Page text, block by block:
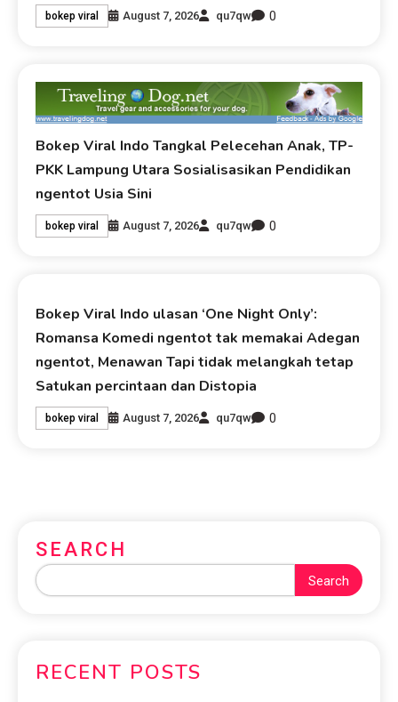
bokep viral August 7, 2026 qu7qw 0
Bokep Viral Indo Tangkal Pelecehan Anak, TP-
PKK Lampung Utara Sosialisasikan Pendidikan
ngentot Usia Sini
bokep viral August 7, 2026 qu7qw 0
Bokep Viral Indo ulasan ‘One Night Only’:
Romansa Komedi ngentot tak memakai Adegan
ngentot, Menawan Tapi tidak melangkah tetap
Satukan percintaan dan Distopia
bokep viral August 7, 2026 qu7qw 0
SEARCH
Search
RECENT POSTS